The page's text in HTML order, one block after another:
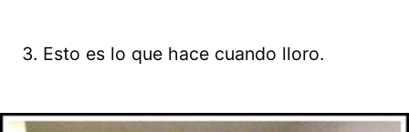
3. Esto es lo que hace cuando lloro.